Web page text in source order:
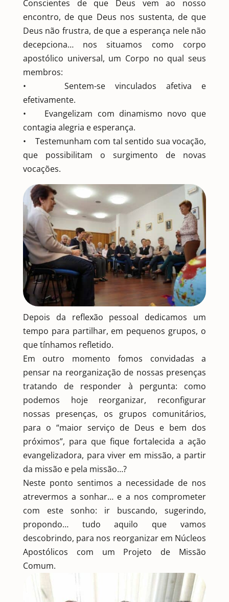
Conscientes de que Deus vem ao nosso
encontro, de que Deus nos sustenta, de que
Deus não frustra, de que a esperança nele não
decepciona… nos situamos como corpo
apostólico universal, um Corpo no qual seus
membros:
• Sentem-se vinculados afetiva e
efetivamente.
• Evangelizam com dinamismo novo que
contagia alegria e esperança.
• Testemunham com tal sentido sua vocação,
que possibilitam o surgimento de novas
vocações.
Depois da reflexão pessoal dedicamos um
tempo para partilhar, em pequenos grupos, o
que tínhamos refletido.
Em outro momento fomos convidadas a
pensar na reorganização de nossas presenças
tratando de responder à pergunta: como
podemos hoje reorganizar, reconfigurar
nossas presenças, os grupos comunitários,
para o “maior serviço de Deus e bem dos
próximos”, para que fique fortalecida a ação
evangelizadora, para viver em missão, a partir
da missão e pela missão…?
Neste ponto sentimos a necessidade de nos
atrevermos a sonhar… e a nos comprometer
com este sonho: ir buscando, sugerindo,
propondo… tudo aquilo que vamos
descobrindo, para nos reorganizar em Núcleos
Apostólicos com um Projeto de Missão
Comum.